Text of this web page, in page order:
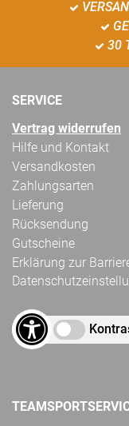
30
SERVICE
Vertrag widerrufen
Hilfe und Kontakt
Versandkosten
Zahlungsarten
Lieferung
Rücksendung
Gutscheine
Erklärung zur